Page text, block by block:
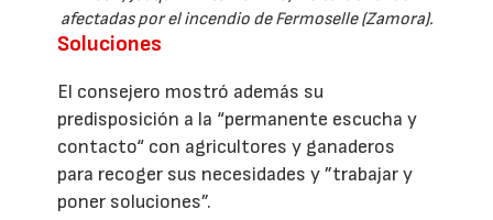
afectadas por el incendio de Fermoselle (Zamora).
Soluciones
El consejero mostró además su
predisposición a la “permanente escucha y
contacto“ con agricultores y ganaderos
para recoger sus necesidades y ”trabajar y
poner soluciones”.